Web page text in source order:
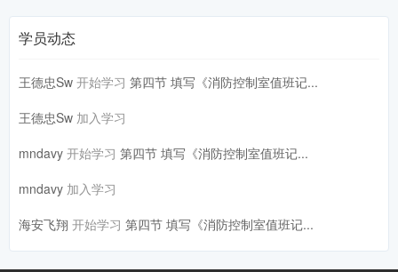
学员动态
王德忠Sw 开始学习 第四节 填写《消防控制室值班记...
王德忠Sw 加入学习
mndavy 开始学习 第四节 填写《消防控制室值班记...
mndavy 加入学习
海安飞翔 开始学习 第四节 填写《消防控制室值班记...